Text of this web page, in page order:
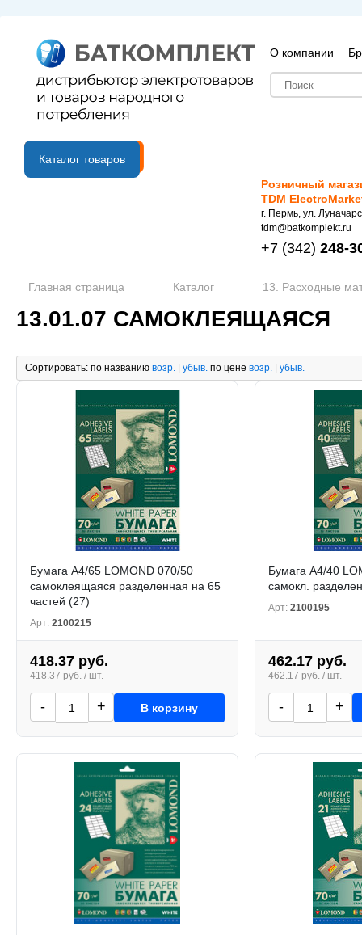
О компании
B2B портал
Каталог товаров
Розничный
TDM
г. Пермь, ул.
tdm@batkomplekt.ru
+7 (342) 248-
Главная страница Каталог 13. Расходные
13.01.07 САМОКЛЕЯЩАЯСЯ
Сортировать: по названию возр. | убыв. по цене возр. | убыв.
Бумага А4/65 LOMOND 070/50
самоклеящаяся разделенная на 65
частей (27)
Арт: 2100215
418.37 руб.
418.37 руб. / шт.
- + В корзину
Бумага А4/40
самокл.
Арт: 2100195
462.17 руб.
462.17 руб. / шт.
- +